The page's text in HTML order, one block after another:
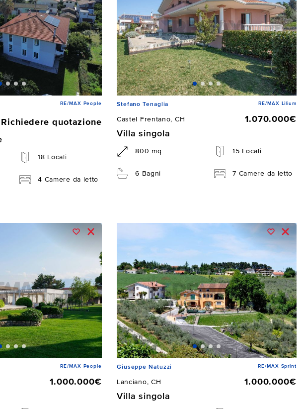
RE/MAX People
Richiedere quotazione
18 Locali
4 Camere da letto
Stefano Tenaglia RE/MAX Lilium
Castel Frentano, CH
1.070.000€
Villa singola
800 mq 15 Locali
6 Bagni 7 Camere da letto
RE/MAX People
1.000.000€
Giuseppe Natuzzi RE/MAX Sprint
Lanciano, CH
1.000.000€
Villa singola